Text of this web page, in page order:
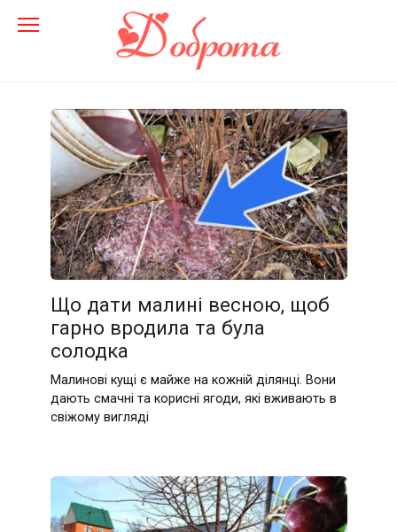
Що дати малині весною, щоб
гарно вродила та була
солодка
Малинові кущі є майже на кожній ділянці. Вони
дають смачні та корисні ягоди, які вживають в
свіжому вигляді